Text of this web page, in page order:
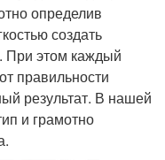
определив
создать
При этом каждый
правильности
результат. В нашей
и грамотно